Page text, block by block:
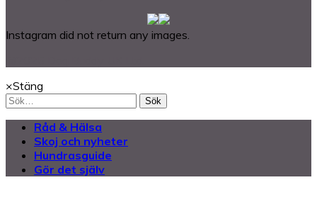
Instagram did not return any images.
×Stäng
Sök
Råd & Hälsa
Skoj och nyheter
Hundrasguide
Gör det själv